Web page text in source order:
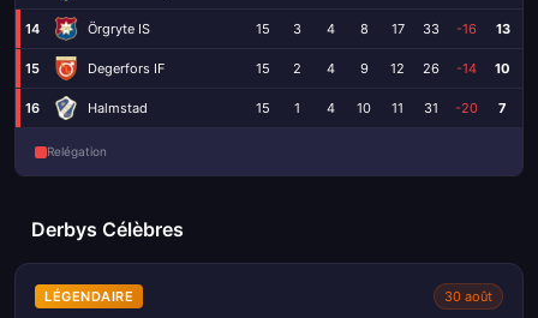
14 Örgryte IS 15 3 4 8 17 33 -16 13
15 Degerfors IF 15 2 4 9 12 26 -14 10
16 Halmstad 15 1 4 10 11 31 -20 7
Relégation
Derbys Célèbres
LÉGENDAIRE 30 août